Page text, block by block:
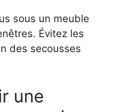
sous un meuble
Évitez les
des secousses
une